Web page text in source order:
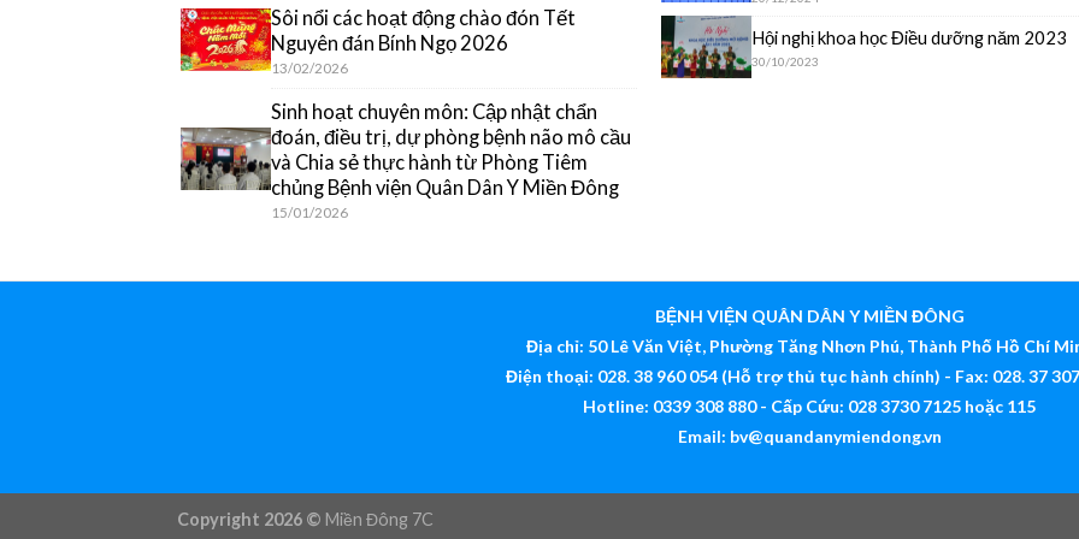
Sôi nổi các hoạt động chào đón Tết
Nguyên đán Bính Ngọ 2026
13/02/2026
Sinh hoạt chuyên môn: Cập nhật chẩn
đoán, điều trị, dự phòng bệnh não mô cầu
và Chia sẻ thực hành từ Phòng Tiêm
chủng Bệnh viện Quân Dân Y Miền Đông
15/01/2026
Hội nghị khoa học Điều dưỡng năm 2023
30/10/2023
BỆNH VIỆN QUÂN DÂN Y MIỀN ĐÔNG
Địa chỉ: 50 Lê Văn Việt, Phường Tăng Nhơn Phú, Thành Phố Hồ Chí
Điện thoại: 028. 38 960 054 (Hỗ trợ thủ tục hành chính) - Fax: 028. 37
Hotline: 0339 308 880 - Cấp Cứu: 028 3730 7125 hoặc 115
Email: bv@quandanymiendong.vn
Copyright 2026 © Miền Đông 7C